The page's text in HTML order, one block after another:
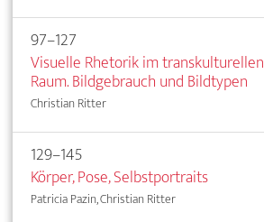
97–127
Visuelle Rhetorik im transkulturellen
Raum. Bildgebrauch und Bildtypen
Christian Ritter
129–145
Körper, Pose, Selbstportraits
Patricia Pazin, Christian Ritter